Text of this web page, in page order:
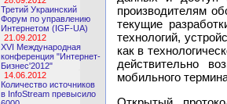
Третий Украинский
Форум по управлению
Интернетом (IGF-UA)
21.09.2012
XVI Международная
конференция "Интернет-
Бизнес'2012"
14.06.2012
Количество источников
в InfoStream превысило
производителям
текущие
технологий,
как в
действительно
мобильного